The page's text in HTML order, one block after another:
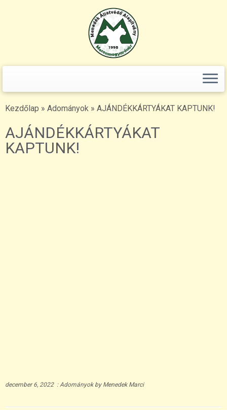
to
Kezdőlap » Adományok » AJÁNDÉKKÁRTYÁKAT KAPTUNK!
AJÁNDÉKKÁRTYÁKAT
KAPTUNK!
december 6, 2022:Adományok by Menedek Marci